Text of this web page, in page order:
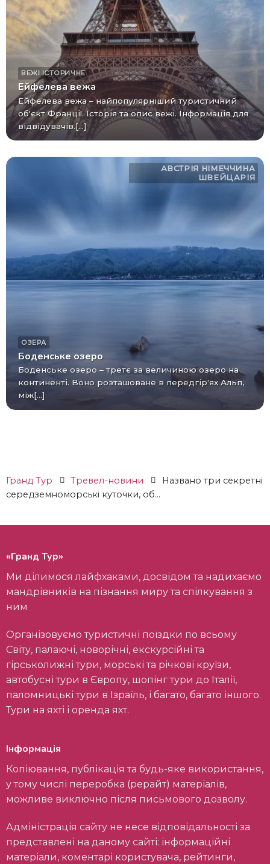
ВЕЖІ ІСТОРИЧНЕ
Ейфелева вежа
Ейфелева вежа – найпопулярніший туристичний
об'єкт Франції. Історія та опис вежі. Інформація для
відвідувачів.[...]
АВСТРІЯ НІМЕЧЧИНА
ШВЕЙЦАРІЯ
ОЗЕРА
Боденське озеро
Боденське озеро – третє за величиною озеро на
континенті. Воно розташоване в передгір'ях Альп,
між[...]
Гранд Тур Тревел-новини
Названо три секретні
середземноморські куточки, об...
«Гранд Тур»
Ми ділимося лайфхаками, досвідом та надихаємо
мандрівників на пізнання миру та спілкування з
ним
Організовуємо туристичні поїздки по всьому
Світу, палаючі, новорічні, екскурсійні та
гірськолижні тури, морські та річкові круїзи,
автобусні тури в Європу, шопінг тури до Італії,
паломницькі тури в Ізраїль, і багато, багато іншого.
Тури на яхті і оренда яхт.
Інформація
Копіювання, публікація та будь-яке використання,
у тому числі переробка (рерайт) матеріалів,
можливе виключно після письмового дозволу.
Адміністрація сайту не несе відповідальності за
представлені на даному сайті: інформаційні
матеріали, коментарі користувача, рейтинги,